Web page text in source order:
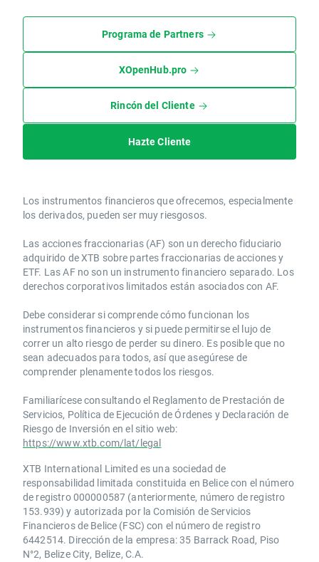
Programa de Partners
XOpenHub.pro
Rincón del Cliente
Hazte Cliente
Los instrumentos financieros que ofrecemos, especialmente
los derivados, pueden ser muy riesgosos.
Las acciones fraccionarias (AF) son un derecho fiduciario
adquirido de XTB sobre partes fraccionarias de acciones y
ETF. Las AF no son un instrumento financiero separado. Los
derechos corporativos limitados están asociados con AF.
Debe considerar si comprende cómo funcionan los
instrumentos financieros y si puede permitirse el lujo de
correr un alto riesgo de perder su dinero. Es posible que no
sean adecuados para todos, así que asegúrese de
comprender plenamente todos los riesgos.
Familiarícese consultando el Reglamento de Prestación de
Servicios, Política de Ejecución de Órdenes y Declaración de
Riesgo de Inversión en el sitio web:
https://www.xtb.com/lat/legal
XTB International Limited es una sociedad de
responsabilidad limitada constituida en Belice con el número
de registro 000000587 (anteriormente, número de registro
153.939) y autorizada por la Comisión de Servicios
Financieros de Belice (FSC) con el número de registro
6442514. Dirección de la empresa: 35 Barrack Road, Piso
N°2, Belize City, Belize, C.A.